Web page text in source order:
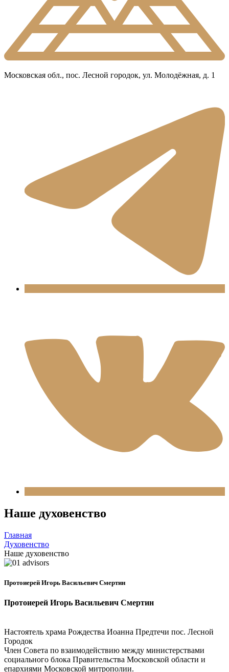
Московская обл., пос. Лесной городок, ул. Молодёжная, д. 1
Наше духовенство
Главная
Духовенство
Наше духовенство
Протоиерей Игорь Васильевич Смертин
Протоиерей Игорь Васильевич Смертин
Настоятель храма Рождества Иоанна Предтечи пос. Лесной
Городок
Член Совета по взаимодействию между министерствами
социального блока Правительства Московской области и
епархиями Московской митрополии.